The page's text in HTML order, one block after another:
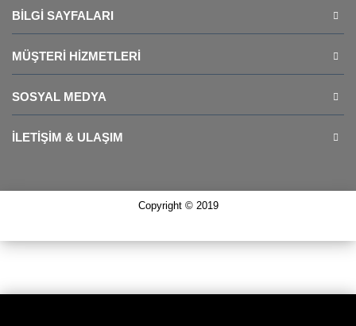
BILGI SAYFALARI
MÜŞTERI HIZMETLERI
SOSYAL MEDYA
İLETIŞIM & ULAŞIM
Copyright © 2019